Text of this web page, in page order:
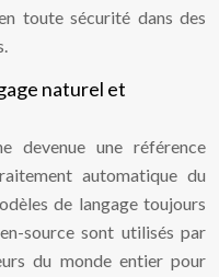
toute sécurité dans des
naturel et
devenue une référence
automatique du
de langage toujours
source sont utilisés par
du monde entier pour